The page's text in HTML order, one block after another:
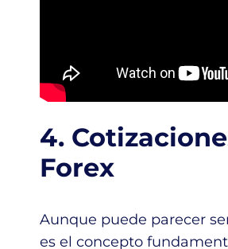
4.
Forex
Aunque puede parecer
es el concepto